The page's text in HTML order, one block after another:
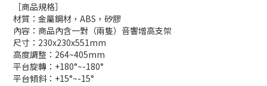
［商品規格］
材質：金屬鋼材，ABS，矽膠
內容：商品內含一對（兩隻）音響增高支架
尺寸：230x230x551mm
高度調整：264~405mm
平台旋轉：+180°~-180°
平台傾斜：+15°~-15°